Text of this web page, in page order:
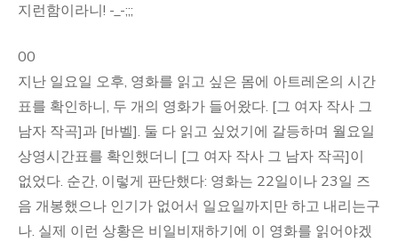
지런함이라니! -_-;;;
00
지난 일요일 오후, 영화를 읽고 싶은 몸에 아트레온의 시간
표를 확인하니, 두 개의 영화가 들어왔다. [그 여자 작사 그
남자 작곡]과 [바벨]. 둘 다 읽고 싶었기에 갈등하며 월요일
상영시간표를 확인했더니 [그 여자 작사 그 남자 작곡]이
없었다. 순간, 이렇게 판단했다: 영화는 22일이나 23일 즈
음 개봉했으나 인기가 없어서 일요일까지만 하고 내리는구
나. 실제 이런 상황은 비일비재하기에 이 영화를 읽어야겠